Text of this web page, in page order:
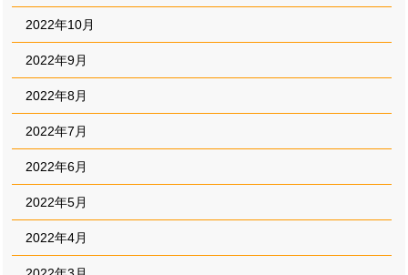
2022年10月
2022年9月
2022年8月
2022年7月
2022年6月
2022年5月
2022年4月